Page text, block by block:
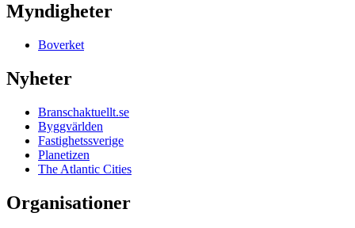
Myndigheter
Boverket
Nyheter
Branschaktuellt.se
Byggvärlden
Fastighetssverige
Planetizen
The Atlantic Cities
Organisationer